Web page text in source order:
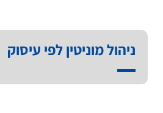
ניהול מוניטין לפי עיסוק